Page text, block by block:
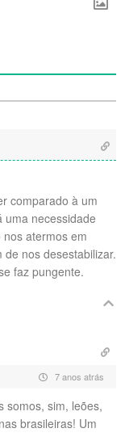
comparado à um
uma necessidade
atermos em
nos desestabilizar.
faz pungente.
7 anos atrás
somos, sim, leões,
brasileiras! Um